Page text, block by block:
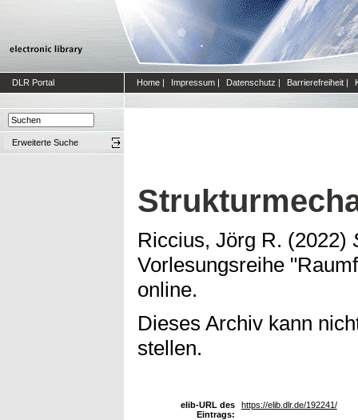
DLR Portal Home | Impressum | Datenschutz | Barrierefreiheit |
Erweiterte Suche
Riccius, Jörg R. (2022)
Vorlesungsreihe
online.
Dieses Archiv kann
stellen.
elib-URL des
Eintrags:
https://elib.dlr.de/192241/